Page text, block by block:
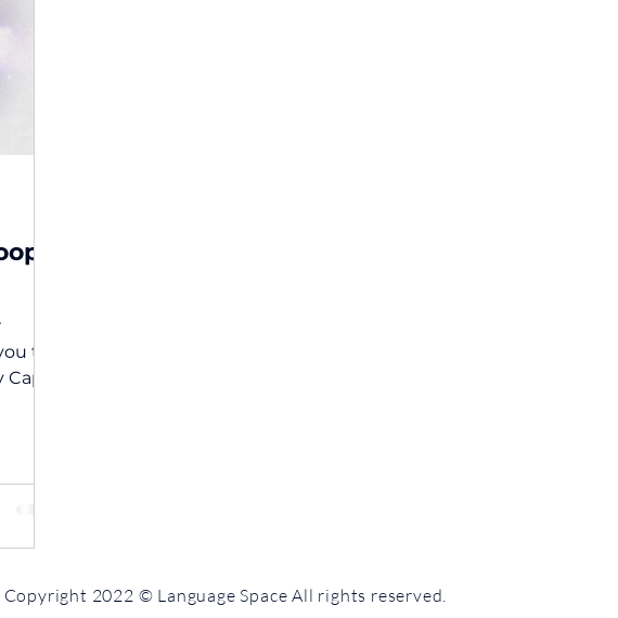
to
Copyright 2022 © Language Space All rights reserved.